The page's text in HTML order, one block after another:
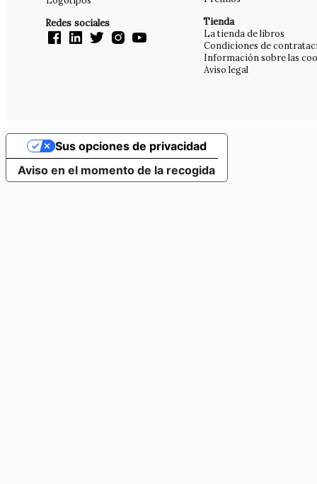
Redes sociales Tienda
La tienda de libros
Condiciones de
Información sobre las
Aviso legal
Aviso en el momento de la recogida
Sus opciones de privacidad